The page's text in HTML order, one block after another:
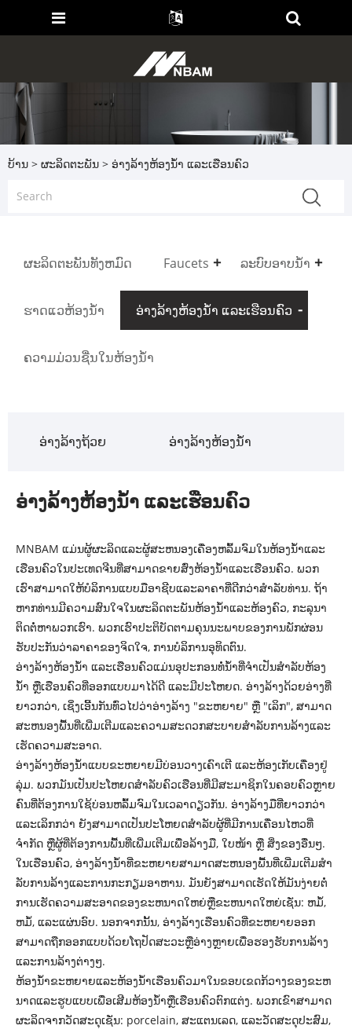
ບ້ານ > ຜະລິດຕະພັນ > ອ່າງລ້າງຫ້ອງນ້ຳ ແລະເຮືອນຄົວ
ຜະລິດຕະພັນທັງຫມົດ Faucets ລະບົບອາບນໍ້າ
ຮາດແວຫ້ອງນ້ຳ ອ່າງລ້າງຫ້ອງນ້ຳ ແລະເຮືອນຄົວ
ຄວາມມ່ວນຊື່ນໃນຫ້ອງນ້ໍາ
ອ່າງ​ລ້າງ​ຖ້ວຍ ອ່າງລ້າງຫ້ອງນ້ໍາ
ອ່າງລ້າງຫ້ອງນ້ຳ ແລະເຮືອນຄົວ
MNBAM ແມ່ນຜູ້ຜະລິດແລະຜູ້ສະຫນອງເຄື່ອງຫລົ້ມຈົມໃນຫ້ອງນ້ໍາແລະ
ເຮືອນຄົວໃນປະເທດຈີນທີ່ສາມາດຂາຍສົ່ງຫ້ອງນ້ໍາແລະເຮືອນຄົວ. ພວກ
ເຮົາສາມາດໃຫ້ບໍລິການແບບມືອາຊີບແລະລາຄາທີ່ດີກວ່າສໍາລັບທ່ານ. ຖ້າ​
ຫາກ​ທ່ານ​ມີ​ຄວາມ​ສົນ​ໃຈ​ໃນ​ຜະ​ລິດ​ຕະ​ພັນ​ຫ້ອງ​ນ​້​ໍາ​ແລະ​ຫ້ອງ​ຄົວ​, ກະ​ລຸ​ນາ​
ຕິດ​ຕໍ່​ຫາ​ພວກ​ເຮົາ​. ພວກ​ເຮົາ​ປະ​ຕິ​ບັດ​ຕາມ​ຄຸນ​ນະ​ພາບ​ຂອງ​ການ​ພັກ​ຜ່ອນ​
ຮັບ​ປະ​ກັນ​ວ່າ​ລາ​ຄາ​ຂອງ​ຈິດ​ໃຈ​, ການ​ບໍ​ລິ​ການ​ອຸ​ທິດ​ຕົນ​.
ອ່າງລ້າງຫ້ອງນ້ຳ ແລະເຮືອນຄົວແມ່ນອຸປະກອນທໍ່ນ້ຳທີ່ຈຳເປັນສຳລັບຫ້ອງ
ນ້ຳ ຫຼືເຮືອນຄົວທີ່ອອກແບບມາໄດ້ດີ ແລະມີປະໂຫຍດ. ອ່າງລ້າງດ້ວຍອ່າງທີ່
ຍາວກວ່າ, ເຊິ່ງເອີ້ນກັນທົ່ວໄປວ່າອ່າງລ້າງ "ຂະຫຍາຍ" ຫຼື "ເລິກ", ສາມາດ
ສະຫນອງພື້ນທີ່ເພີ່ມເຕີມແລະຄວາມສະດວກສະບາຍສໍາລັບການລ້າງແລະ
ເຮັດຄວາມສະອາດ.
ອ່າງລ້າງຫ້ອງນ້ຳແບບຂະຫຍາຍມີບ່ອນວາງເຄົາເຕີ ແລະຫ້ອງເກັບເຄື່ອງຢູ່
ລຸ່ມ. ພວກມັນເປັນປະໂຫຍດສໍາລັບຄົວເຮືອນທີ່ມີສະມາຊິກໃນຄອບຄົວຫຼາຍ
ຄົນທີ່ຕ້ອງການໃຊ້ບ່ອນຫລົ້ມຈົມໃນເວລາດຽວກັນ. ອ່າງລ້າງມືທີ່ຍາວກວ່າ
ແລະເລິກກວ່າ ຍັງສາມາດເປັນປະໂຫຍດສໍາລັບຜູ້ທີ່ມີການເຄື່ອນໄຫວທີ່
ຈຳກັດ ຫຼືຜູ້ທີ່ຕ້ອງການພື້ນທີ່ເພີ່ມເຕີມເພື່ອລ້າງມື, ໃບໜ້າ ຫຼື ສິ່ງຂອງອື່ນໆ.
ໃນເຮືອນຄົວ, ອ່າງລ້າງນ້ໍາທີ່ຂະຫຍາຍສາມາດສະຫນອງພື້ນທີ່ເພີ່ມເຕີມສໍາ
ລັບການລ້າງແລະການກະກຽມອາຫານ. ມັນຍັງສາມາດເຮັດໃຫ້ມັນງ່າຍຕໍ່
ການເຮັດຄວາມສະອາດຂອງຂະຫນາດໃຫຍ່ຫຼືຂະຫນາດໃຫຍ່ເຊັ່ນ: ຫມໍ້,
ຫມໍ້, ແລະແຜ່ນອົບ. ນອກຈາກນັ້ນ, ອ່າງລ້າງເຮືອນຄົວທີ່ຂະຫຍາຍອອກ
ສາມາດຖືກອອກແບບດ້ວຍໂຖປັດສະວະຫຼືອ່າງຫຼາຍເພື່ອຮອງຮັບການລ້າງ
ແລະການລ້າງຕ່າງໆ.
ຫ້ອງນ້ໍາຂະຫຍາຍແລະຫ້ອງນ້ໍາເຮືອນຄົວມາໃນຂອບເຂດກ້ວາງຂອງຂະຫ
ນາດແລະຮູບແບບເພື່ອເສີມຫ້ອງນ້ໍາຫຼືເຮືອນຄົວຕົກແຕ່ງ. ພວກເຂົາສາມາດ
ຜະລິດຈາກວັດສະດຸເຊັ່ນ: porcelain, ສະແຕນເລດ, ແລະວັດສະດຸປະສົມ,